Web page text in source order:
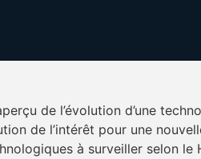
de l’évolution d’une
de l’intérêt pour une
à surveiller selon le